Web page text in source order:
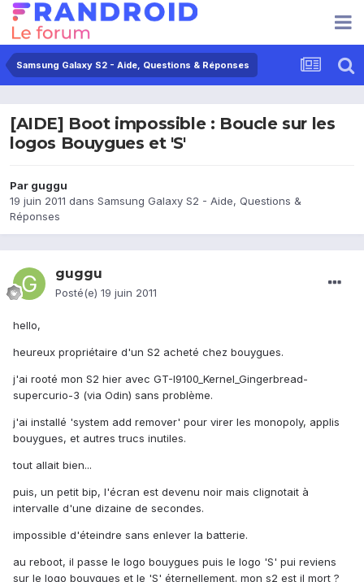
Samsung Galaxy S2 - Aide, Questions & Réponses
[AIDE] Boot impossible : Boucle sur les
logos Bouygues et 'S'
Par guggu
19 juin 2011 dans Samsung Galaxy S2 - Aide, Questions &
Réponses
guggu
Posté(e) 19 juin 2011
hello,
heureux propriétaire d'un S2 acheté chez bouygues.
j'ai rooté mon S2 hier avec GT-I9100_Kernel_Gingerbread-
supercurio-3 (via Odin) sans problème.
j'ai installé 'system add remover' pour virer les monopoly, applis
bouygues, et autres trucs inutiles.
tout allait bien...
puis, un petit bip, l'écran est devenu noir mais clignotait à
intervalle d'une dizaine de secondes.
impossible d'éteindre sans enlever la batterie.
au reboot, il passe le logo bouygues puis le logo 'S' pui reviens
sur le logo bouygues et le 'S' éternellement. mon s2 est il mort ?